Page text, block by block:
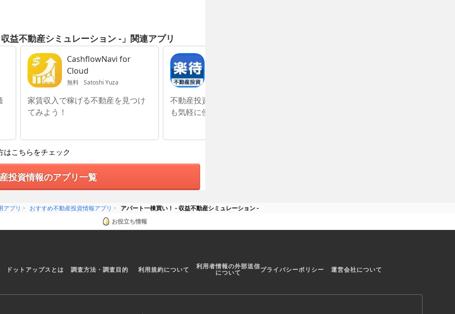
益不動産シミュレーション -」関連アプリ
CashflowNavi for
Cloud
無料 Satoshi Yuza
家賃収入で稼げる不動産を見つけ
てみよう！
不動産投資をしたことがない人で
も気軽に使用することができます
はこちらをチェック
投資情報のアプリ一覧
アプリ おすすめ不動産投資情報アプリ
アパート一棟買い！ - 収益不動産シミュレーション -
お役立ち情報
ドットアップスとは 調査方法・調査目的 利用規約について 利用者情報の外部送信
について プライバシーポリシー 運営会社について